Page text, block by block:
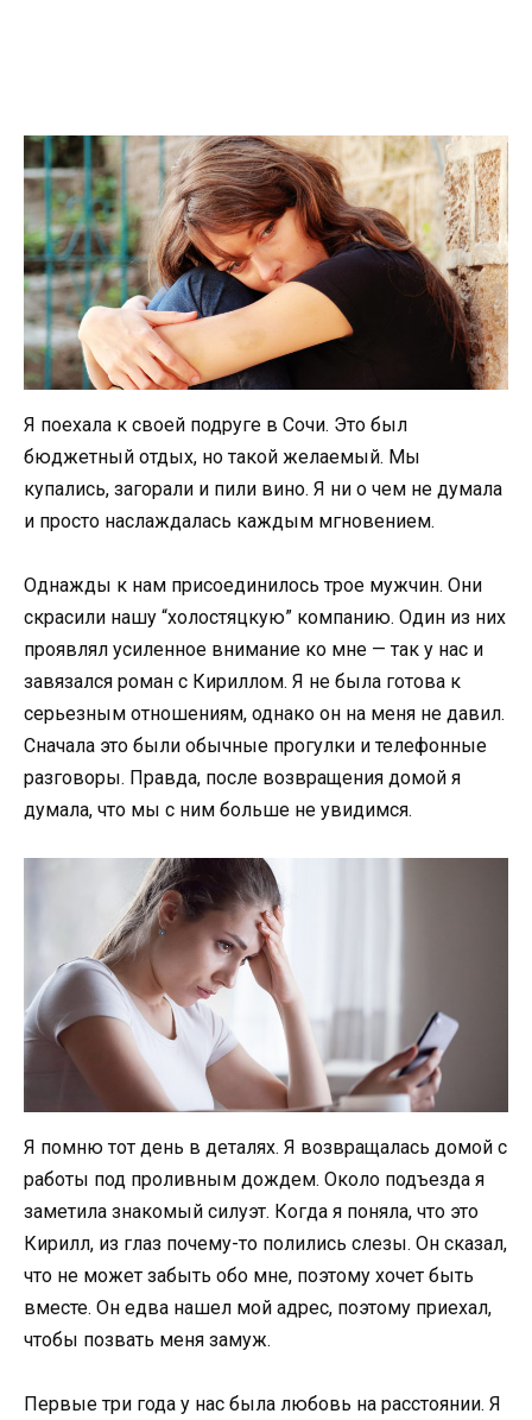
Я поехала к своей подруге в Сочи. Это был
бюджетный отдых, но такой желаемый. Мы
купались, загорали и пили вино. Я ни о чем не думала
и просто наслаждалась каждым мгновением.
Однажды к нам присоединилось трое мужчин. Они
скрасили нашу “холостяцкую” компанию. Один из них
проявлял усиленное внимание ко мне — так у нас и
завязался роман с Кириллом. Я не была готова к
серьезным отношениям, однако он на меня не давил.
Сначала это были обычные прогулки и телефонные
разговоры. Правда, после возвращения домой я
думала, что мы с ним больше не увидимся.
Я помню тот день в деталях. Я возвращалась домой с
работы под проливным дождем. Около подъезда я
заметила знакомый силуэт. Когда я поняла, что это
Кирилл, из глаз почему-то полились слезы. Он сказал,
что не может забыть обо мне, поэтому хочет быть
вместе. Он едва нашел мой адрес, поэтому приехал,
чтобы позвать меня замуж.
Первые три года у нас была любовь на расстоянии. Я